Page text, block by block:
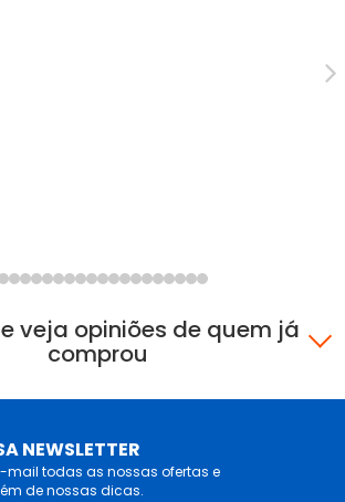
veja opiniões de quem já
comprou
NEWSLETTER
mail todas as nossas ofertas e
de nossas dicas.